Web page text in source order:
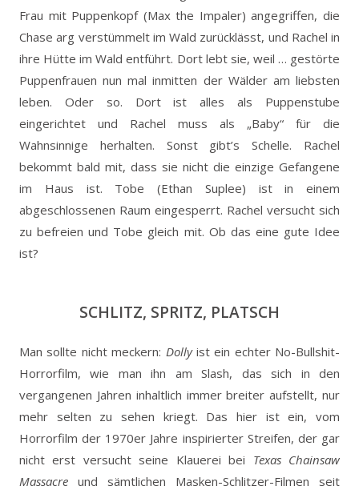
Frau mit Puppenkopf (Max the Impaler) angegriffen, die
Chase arg verstümmelt im Wald zurücklässt, und Rachel in
ihre Hütte im Wald entführt. Dort lebt sie, weil … gestörte
Puppenfrauen nun mal inmitten der Wälder am liebsten
leben. Oder so. Dort ist alles als Puppenstube
eingerichtet und Rachel muss als „Baby“ für die
Wahnsinnige herhalten. Sonst gibt’s Schelle. Rachel
bekommt bald mit, dass sie nicht die einzige Gefangene
im Haus ist. Tobe (Ethan Suplee) ist in einem
abgeschlossenen Raum eingesperrt. Rachel versucht sich
zu befreien und Tobe gleich mit. Ob das eine gute Idee
ist?
SCHLITZ, SPRITZ, PLATSCH
Man sollte nicht meckern: Dollyist ein echter No-Bullshit-
Horrorfilm, wie man ihn am Slash, das sich in den
vergangenen Jahren inhaltlich immer breiter aufstellt, nur
mehr selten zu sehen kriegt. Das hier ist ein, vom
Horrorfilm der 1970er Jahre inspirierter Streifen, der gar
nicht erst versucht seine Klauerei bei Texas Chainsaw
Massacre und sämtlichen Masken-Schlitzer-Filmen seit